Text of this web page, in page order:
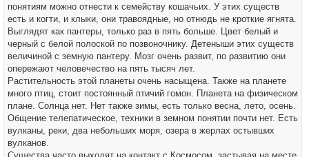
понятиям можно отнести к семейству кошачьих. У этих существ
есть и когти, и клыки, они травоядные, но отнюдь не кроткие ягнята.
Выглядят как пантеры, только раз в пять больше. Цвет белый и
черный с белой полоской по позвоночнику. Детеныши этих существ
величиной с земную пантеру. Мозг очень развит, по развитию они
опережают человечество на пять тысяч лет.
Растительность этой планеты очень насыщена. Также на планете
много птиц, стоит постоянный птичий гомон. Планета на физическом
плане. Солнца нет. Нет также зимы, есть только весна, лето, осень.
Общение телепатическое, техники в земном понятии почти нет. Есть
вулканы, реки, два небольших моря, озера в жерлах остывших
вулканов.